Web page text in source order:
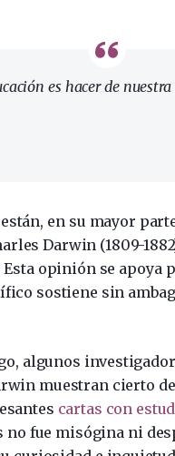
es hacer de
en su mayor
Darwin (1809-
Esta opinión se apoya
sostiene sin
algunos
muestran cierto
cartas con
fue misógina ni